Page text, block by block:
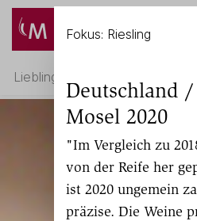
Fokus: Riesling
Deutschland /
Mosel 2020
"Im Vergleich zu
von der Reife her
ist 2020 ungemein
präzise. Die Weine